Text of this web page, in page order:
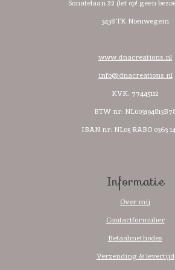
Sonatelaan 22 (let op! geen
3438 TK Nieuwegein
www.dnacreations.nl
info@dnacreations.nl
KVK: 77445112
BTW nr:
IBAN nr: NL05 RABO 0363
Informatie
Over mij
Contactformulier
Betaalmethodes
Verzending & levertijd